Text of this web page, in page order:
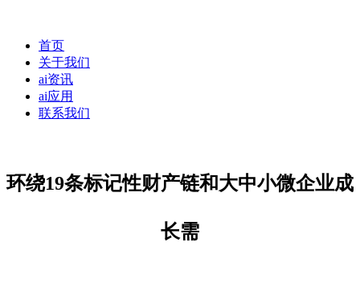
首页
关于我们
ai资讯
ai应用
联系我们
环绕19条标记性财产链和大中小微企业成
长需